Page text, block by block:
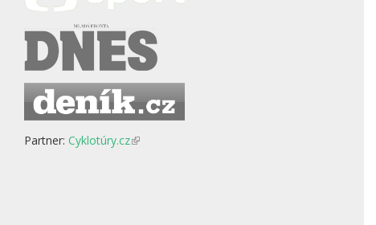
Partner: Cyklotúry.cz(odkaz